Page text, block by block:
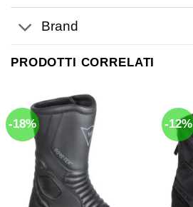
Brand
PRODOTTI CORRELATI
-18% -12%